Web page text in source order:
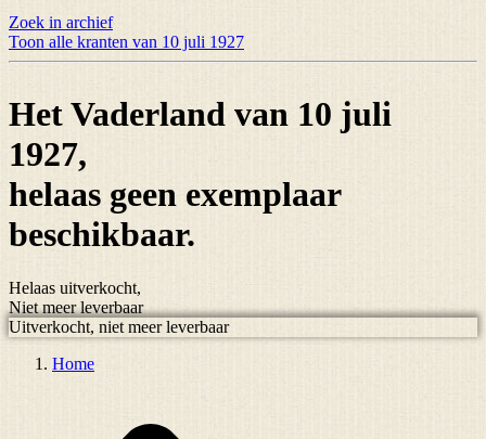
Zoek in archief
Toon alle kranten van 10 juli 1927
Het Vaderland van 10 juli
1927,
helaas geen exemplaar
beschikbaar.
Helaas uitverkocht,
Niet meer leverbaar
Uitverkocht, niet meer leverbaar
Home